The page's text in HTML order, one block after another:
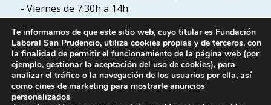
- Viernes de 7:30h a 14h
Políticas
Política de Privacidad
Política de cookies
Te informamos de que este sitio web, cuyo titular es Fundación
Laboral San Prudencio, utiliza cookies propias y de terceros, con
la finalidad de permitir el funcionamiento de la página web (por
ejemplo, gestionar la aceptación del uso de cookies), para
analizar el tráfico o la navegación de los usuarios por ella, así
como cines de marketing para mostrarle anuncios
personalizados